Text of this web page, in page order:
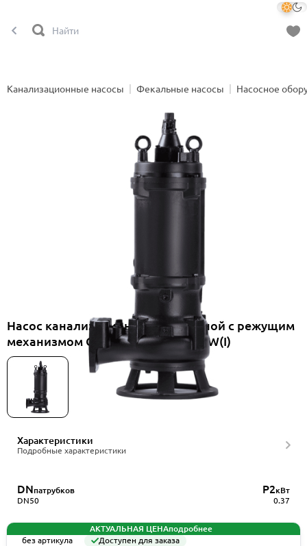
Канализационные насосы Фекальные насосы Насосное
Насос канализационный погружной с режущим
механизмом CNP 50WQ9-5-0.37EFW(I)
Характеристики
Подробные характеристики
DNпатрубков
DN50
P2кВт
0.37
АКТУАЛЬНАЯ ЦЕНАподробнее
без артикула
Доступен для заказа